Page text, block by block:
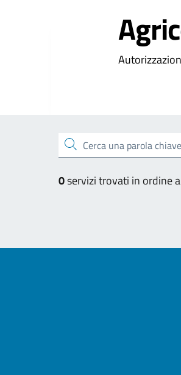
Esplora
Cerca una parola chiave
0servizi trovati in ordine